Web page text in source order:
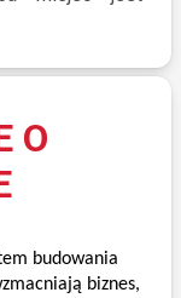
O
budowania
biznes,